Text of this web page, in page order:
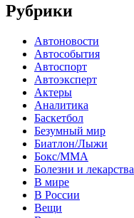
Рубрики
Автоновости
Автособытия
Автоспорт
Автоэксперт
Актеры
Аналитика
Баскетбол
Безумный мир
Биатлон/Лыжи
Бокс/MMA
Болезни и лекарства
В мире
В России
Вещи